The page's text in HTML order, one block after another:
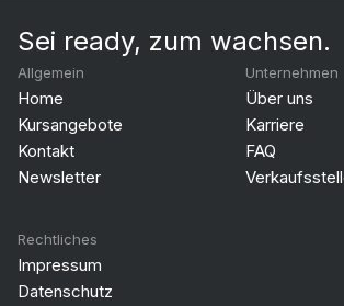
Sei ready, zum wachsen.
Allgemein
Home
Kursangebote
Kontakt
Newsletter
Unternehmen
Über uns
Karriere
FAQ
Rechtliches
Impressum
Datenschutz